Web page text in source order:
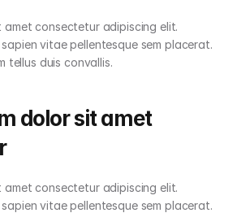
amet consectetur adipiscing elit.
vitae pellentesque sem placerat.
tellus duis convallis.
dolor sit amet
amet consectetur adipiscing elit.
vitae pellentesque sem placerat.